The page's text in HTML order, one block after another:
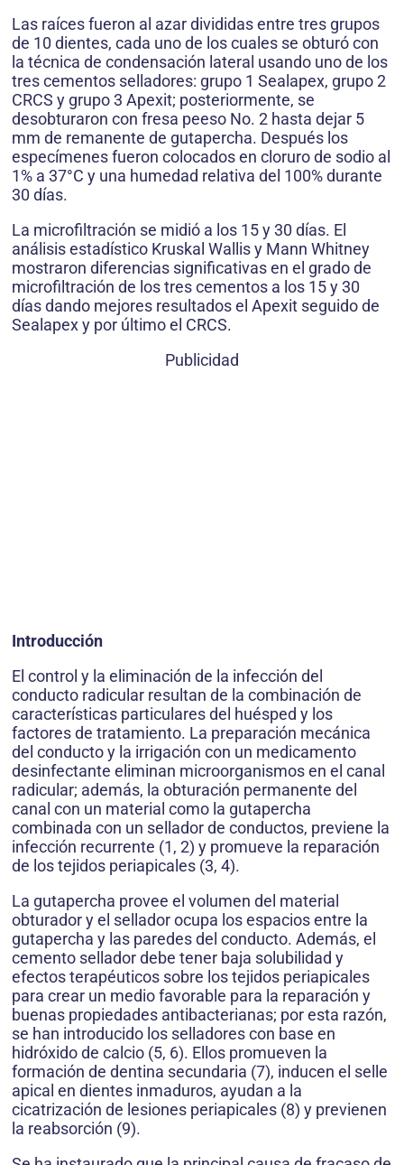
Las raíces fueron al azar divididas entre tres grupos
de 10 dientes, cada uno de los cuales se obturó con
la técnica de condensación lateral usando uno de los
tres cementos selladores: grupo 1 Sealapex, grupo 2
CRCS y grupo 3 Apexit; posteriormente, se
desobturaron con fresa peeso No. 2 hasta dejar 5
mm de remanente de gutapercha. Después los
especímenes fueron colocados en cloruro de sodio al
1% a 37°C y una humedad relativa del 100% durante
30 días.
La microfiltración se midió a los 15 y 30 días. El
análisis estadístico Kruskal Wallis y Mann Whitney
mostraron diferencias significativas en el grado de
microfiltración de los tres cementos a los 15 y 30
días dando mejores resultados el Apexit seguido de
Sealapex y por último el CRCS.
Publicidad
Introducción
El control y la eliminación de la infección del
conducto radicular resultan de la combinación de
características particulares del huésped y los
factores de tratamiento. La preparación mecánica
del conducto y la irrigación con un medicamento
desinfectante eliminan microorganismos en el canal
radicular; además, la obturación permanente del
canal con un material como la gutapercha
combinada con un sellador de conductos, previene la
infección recurrente (1, 2) y promueve la reparación
de los tejidos periapicales (3, 4).
La gutapercha provee el volumen del material
obturador y el sellador ocupa los espacios entre la
gutapercha y las paredes del conducto. Además, el
cemento sellador debe tener baja solubilidad y
efectos terapéuticos sobre los tejidos periapicales
para crear un medio favorable para la reparación y
buenas propiedades antibacterianas; por esta razón,
se han introducido los selladores con base en
hidróxido de calcio (5, 6). Ellos promueven la
formación de dentina secundaria (7), inducen el selle
apical en dientes inmaduros, ayudan a la
cicatrización de lesiones periapicales (8) y previenen
la reabsorción (9).